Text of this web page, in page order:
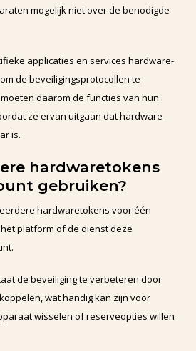
mogelijk niet over de benodigde
applicaties en services hardware-
de beveiligingsprotocollen te
daarom de functies van hun
ze ervan uitgaan dat hardware-
is.
hardwaretokens
gebruiken?
hardwaretokens voor één
platform of de dienst deze
de beveiliging te verbeteren door
wat handig kan zijn voor
wisselen of reserveopties willen